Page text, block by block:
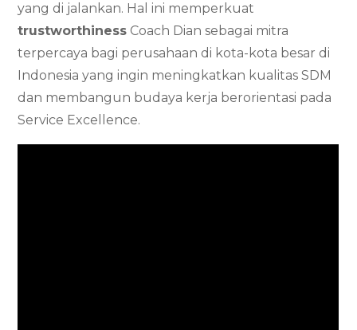
yang di jalankan. Hal ini memperkuat
trustworthiness Coach Dian sebagai mitra
terpercaya bagi perusahaan di kota-kota besar di
Indonesia yang ingin meningkatkan kualitas SDM
dan membangun budaya kerja berorientasi pada
Service Excellence.